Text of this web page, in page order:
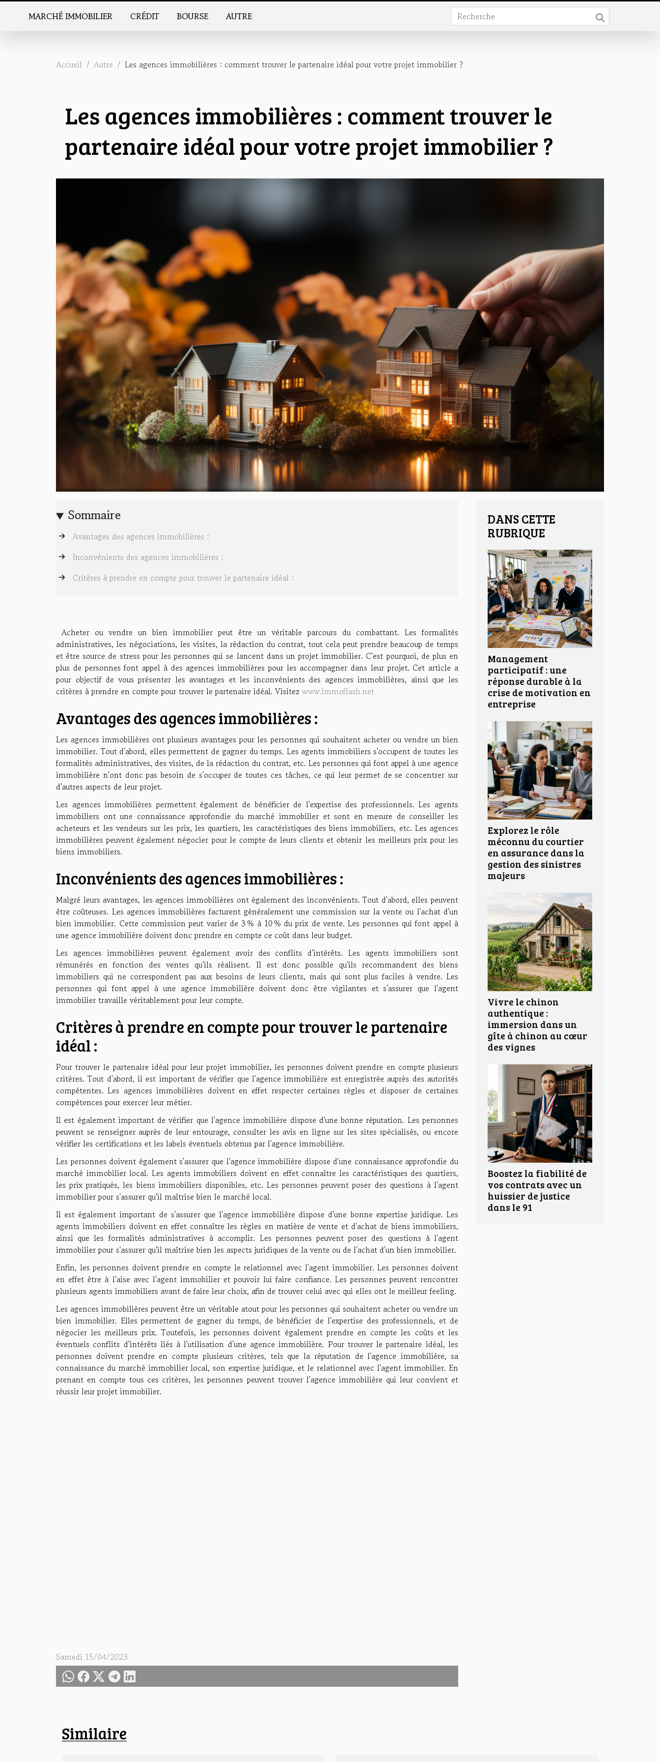
MARCHÉ IMMOBILIER CRÉDIT BOURSE AUTRE
Accueil Autre Les agences immobilières : comment trouver le partenaire idéal pour votre projet immobilier ?
Les agences immobilières : comment trouver le
partenaire idéal pour votre projet immobilier ?
Sommaire
Avantages des agences immobilières :
Inconvénients des agences immobilières :
Critères à prendre en compte pour trouver le partenaire idéal :
Acheter ou vendre un bien immobilier peut être un véritable parcours du combattant. Les formalités
administratives, les négociations, les visites, la rédaction du contrat, tout cela peut prendre beaucoup de temps
et être source de stress pour les personnes qui se lancent dans un projet immobilier. C'est pourquoi, de plus en
plus de personnes font appel à des agences immobilières pour les accompagner dans leur projet. Cet article a
pour objectif de vous présenter les avantages et les inconvénients des agences immobilières, ainsi que les
critères à prendre en compte pour trouver le partenaire idéal. Visitez www.immoflash.net
Avantages des agences immobilières :
Les agences immobilières ont plusieurs avantages pour les personnes qui souhaitent acheter ou vendre un bien
immobilier. Tout d'abord, elles permettent de gagner du temps. Les agents immobiliers s'occupent de toutes les
formalités administratives, des visites, de la rédaction du contrat, etc. Les personnes qui font appel à une agence
immobilière n'ont donc pas besoin de s'occuper de toutes ces tâches, ce qui leur permet de se concentrer sur
d'autres aspects de leur projet.
Les agences immobilières permettent également de bénéficier de l'expertise des professionnels. Les agents
immobiliers ont une connaissance approfondie du marché immobilier et sont en mesure de conseiller les
acheteurs et les vendeurs sur les prix, les quartiers, les caractéristiques des biens immobiliers, etc. Les agences
immobilières peuvent également négocier pour le compte de leurs clients et obtenir les meilleurs prix pour les
biens immobiliers.
Inconvénients des agences immobilières :
Malgré leurs avantages, les agences immobilières ont également des inconvénients. Tout d'abord, elles peuvent
être coûteuses. Les agences immobilières facturent généralement une commission sur la vente ou l'achat d'un
bien immobilier. Cette commission peut varier de 3 % à 10 % du prix de vente. Les personnes qui font appel à
une agence immobilière doivent donc prendre en compte ce coût dans leur budget.
Les agences immobilières peuvent également avoir des conflits d'intérêts. Les agents immobiliers sont
rémunérés en fonction des ventes qu'ils réalisent. Il est donc possible qu'ils recommandent des biens
immobiliers qui ne correspondent pas aux besoins de leurs clients, mais qui sont plus faciles à vendre. Les
personnes qui font appel à une agence immobilière doivent donc être vigilantes et s'assurer que l'agent
immobilier travaille véritablement pour leur compte.
Critères à prendre en compte pour trouver le partenaire
idéal :
Pour trouver le partenaire idéal pour leur projet immobilier, les personnes doivent prendre en compte plusieurs
critères. Tout d'abord, il est important de vérifier que l'agence immobilière est enregistrée auprès des autorités
compétentes. Les agences immobilières doivent en effet respecter certaines règles et disposer de certaines
compétences pour exercer leur métier.
Il est également important de vérifier que l'agence immobilière dispose d'une bonne réputation. Les personnes
peuvent se renseigner auprès de leur entourage, consulter les avis en ligne sur les sites spécialisés, ou encore
vérifier les certifications et les labels éventuels obtenus par l'agence immobilière.
Les personnes doivent également s'assurer que l'agence immobilière dispose d'une connaissance approfondie du
marché immobilier local. Les agents immobiliers doivent en effet connaître les caractéristiques des quartiers,
les prix pratiqués, les biens immobiliers disponibles, etc. Les personnes peuvent poser des questions à l'agent
immobilier pour s'assurer qu'il maîtrise bien le marché local.
Il est également important de s'assurer que l'agence immobilière dispose d'une bonne expertise juridique. Les
agents immobiliers doivent en effet connaître les règles en matière de vente et d'achat de biens immobiliers,
ainsi que les formalités administratives à accomplir. Les personnes peuvent poser des questions à l'agent
immobilier pour s'assurer qu'il maîtrise bien les aspects juridiques de la vente ou de l'achat d'un bien immobilier.
Enfin, les personnes doivent prendre en compte le relationnel avec l'agent immobilier. Les personnes doivent
en effet être à l'aise avec l'agent immobilier et pouvoir lui faire confiance. Les personnes peuvent rencontrer
plusieurs agents immobiliers avant de faire leur choix, afin de trouver celui avec qui elles ont le meilleur feeling.
Les agences immobilières peuvent être un véritable atout pour les personnes qui souhaitent acheter ou vendre un
bien immobilier. Elles permettent de gagner du temps, de bénéficier de l'expertise des professionnels, et de
négocier les meilleurs prix. Toutefois, les personnes doivent également prendre en compte les coûts et les
éventuels conflits d'intérêts liés à l'utilisation d'une agence immobilière. Pour trouver le partenaire idéal, les
personnes doivent prendre en compte plusieurs critères, tels que la réputation de l'agence immobilière, sa
connaissance du marché immobilier local, son expertise juridique, et le relationnel avec l'agent immobilier. En
prenant en compte tous ces critères, les personnes peuvent trouver l'agence immobilière qui leur convient et
réussir leur projet immobilier.
Samedi 15/04/2023
DANS CETTE
RUBRIQUE
Management
participatif : une
réponse durable à la
crise de motivation en
entreprise
Explorez le rôle
méconnu du courtier
en assurance dans la
gestion des sinistres
majeurs
Vivre le chinon
authentique :
immersion dans un
gîte à chinon au cœur
des vignes
Boostez la fiabilité de
vos contrats avec un
huissier de justice
dans le 91
Similaire